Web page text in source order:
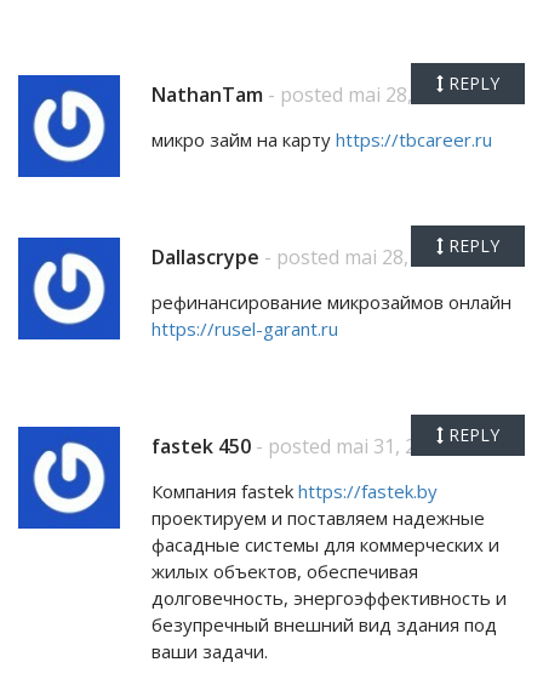
NathanTam - posted mai 28, 2026
микро займ на карту https://tbcareer.ru
REPLY
Dallascrype - posted mai 28, 2026
рефинансирование микрозаймов онлайн
https://rusel-garant.ru
REPLY
fastek 450 - posted mai 31, 2026
Компания fastek https://fastek.by
проектируем и поставляем надежные
фасадные системы для коммерческих и
жилых объектов, обеспечивая
долговечность, энергоэффективность и
безупречный внешний вид здания под
ваши задачи.
REPLY